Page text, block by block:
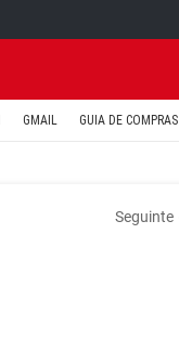
GMAIL GUIA DE COMPRAS
Seguinte